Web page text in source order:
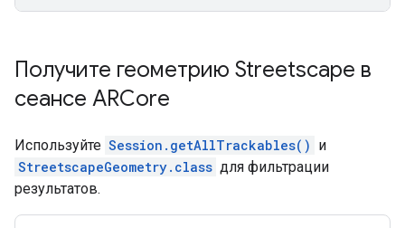
Получите геометрию Streetscape в
сеансе ARCore
Используйте Session.getAllTrackables() и
StreetscapeGeometry.class для фильтрации
результатов.